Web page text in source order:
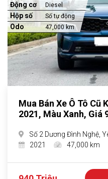
Động cơ Diesel
Hộp số Số tự động
Odo 47,000 km
Mua Bán Xe Ô Tô
2021, Màu Xanh, Giá
Số 2 Dương Đình Nghệ,
2021
47,000 km